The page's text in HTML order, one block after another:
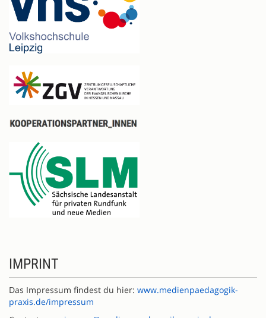
IMPRINT
Das Impressum findest du hier: www.medienpaedagogik-
praxis.de/impressum